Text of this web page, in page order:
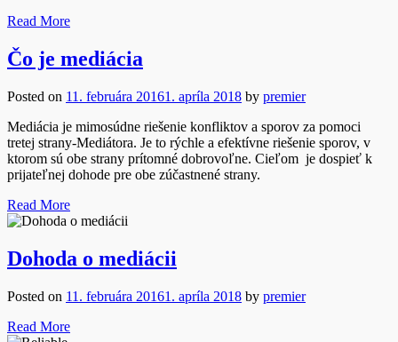
Read More
Čo je mediácia
Posted on 11. februára 20161. apríla 2018 by premier
Mediácia je mimosúdne riešenie konfliktov a sporov za pomoci
tretej strany-Mediátora. Je to rýchle a efektívne riešenie sporov, v
ktorom sú obe strany prítomné dobrovoľne. Cieľom je dospieť k
prijateľnej dohode pre obe zúčastnené strany.
Read More
Dohoda o mediácii
Posted on 11. februára 20161. apríla 2018 by premier
Read More